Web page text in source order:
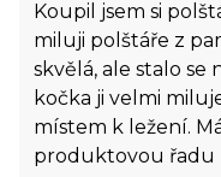
Koupil jsem si
miluji polštáře z
skvělá, ale stalo
kočka ji velmi
místem k ležení.
produktovou řadu